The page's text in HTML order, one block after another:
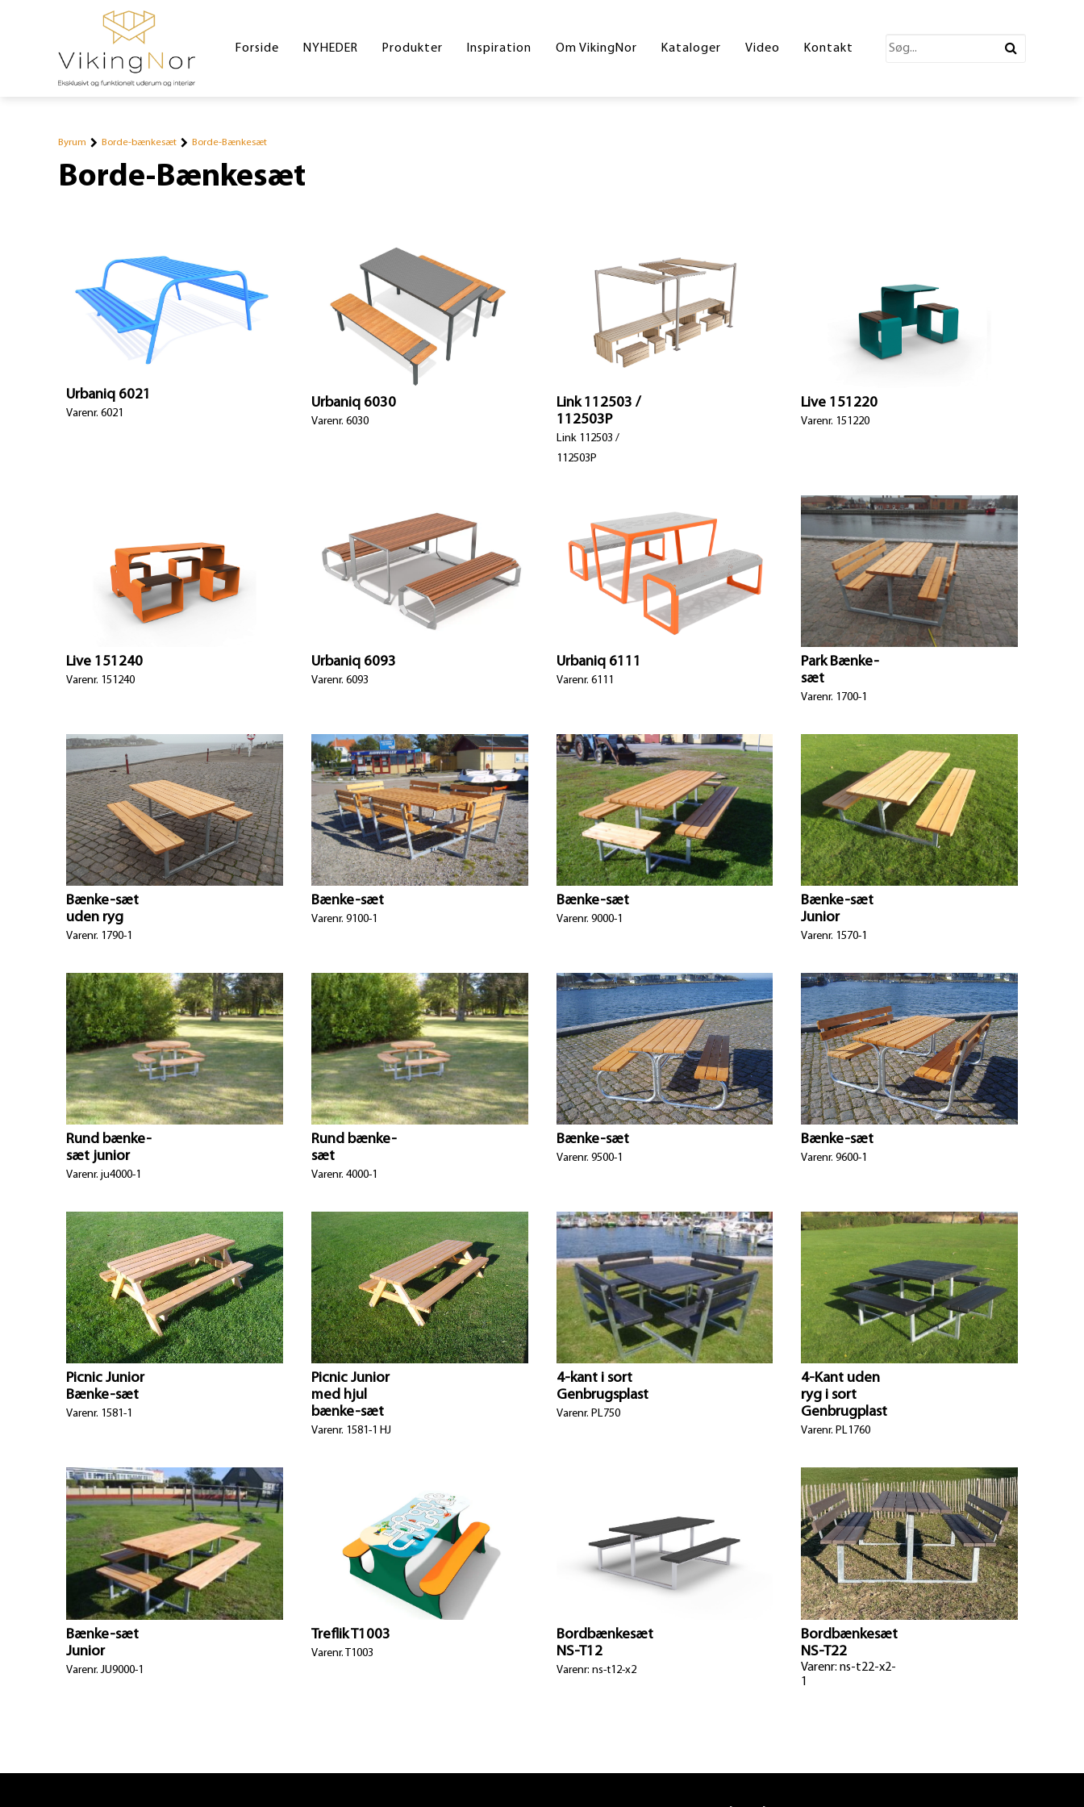
Forside NYHEDER Produkter Inspiration
Om VikingNor
Kataloger
Din grønne partner
Video Kontakt
Byrum Borde-bænkesæt Borde-Bænkesæt
Borde-Bænkesæt
Urbaniq 6021
Varenr. 6021
Urbaniq 6030
Varenr. 6030
Link 112503 /
112503P
Link 112503 /
112503P
Live 151220
Varenr. 151220
Live 151240
Varenr. 151240
Urbaniq 6093
Varenr. 6093
Urbaniq 6111
Varenr. 6111
Park Bænke-
sæt
Varenr. 1700-1
Bænke-sæt
uden ryg
Varenr. 1790-1
Bænke-sæt
Varenr. 9100-1
Bænke-sæt
Varenr. 9000-1
Bænke-sæt
Junior
Varenr. 1570-1
Rund bænke-
sæt junior
Varenr. ju4000-1
Rund bænke-
sæt
Varenr. 4000-1
Bænke-sæt
Varenr. 9500-1
Bænke-sæt
Varenr. 9600-1
Picnic Junior
Bænke-sæt
Varenr. 1581-1
Picnic Junior
med hjul
bænke-sæt
Varenr. 1581-1 HJ
4-kant i sort
Genbrugsplast
Varenr. PL750
4-Kant uden
ryg i sort
Genbrugplast
Varenr. PL1760
Bænke-sæt
Junior
Varenr. JU9000-1
Treflik T1003
Varenr. T1003
Bordbænkesæt
NS-T12
Varenr: ns-t12-x2
Bordbænkesæt
NS-T22
Varenr: ns-t22-x2-
1